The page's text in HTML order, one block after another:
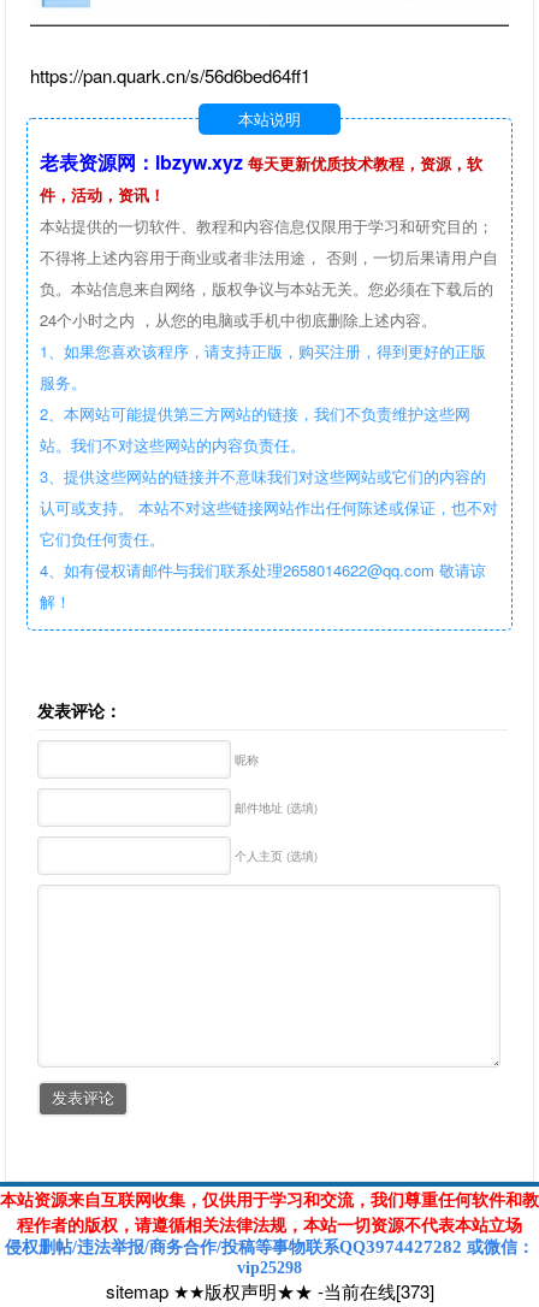
https://pan.quark.cn/s/56d6bed64ff1
本站说明
老表资源网：lbzyw.xyz 每天更新优质技术教程，资源，软
件，活动，资讯！
本站提供的一切软件、教程和内容信息仅限用于学习和研究目的；
不得将上述内容用于商业或者非法用途， 否则，一切后果请用户自
负。本站信息来自网络，版权争议与本站无关。您必须在下载后的
24个小时之内 ，从您的电脑或手机中彻底删除上述内容。
1、如果您喜欢该程序，请支持正版，购买注册，得到更好的正版
服务。
2、本网站可能提供第三方网站的链接，我们不负责维护这些网
站。我们不对这些网站的内容负责任。
3、提供这些网站的链接并不意味我们对这些网站或它们的内容的
认可或支持。 本站不对这些链接网站作出任何陈述或保证，也不对
它们负任何责任。
4、如有侵权请邮件与我们联系处理2658014622@qq.com 敬请谅
解！
发表评论：
昵称
邮件地址 (选填)
个人主页 (选填)
本站资源来自互联网收集，仅供用于学习和交流，我们尊重任何软件和教
程作者的版权，请遵循相关法律法规，本站一切资源不代表本站立场
侵权删帖/违法举报/商务合作/投稿等事物联系QQ3974427282 或微信 ：
vip25298
sitemap ★★版权声明★★ -当前在线[373]